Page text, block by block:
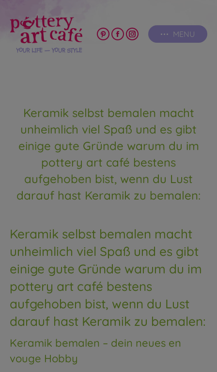
MENU
PinterestFacebook
Instagram
Keramik selbst bemalen macht
unheimlich viel Spaß und es gibt
einige gute Gründe warum du im
pottery art café bestens
aufgehoben bist, wenn du Lust
darauf hast Keramik zu bemalen:
Keramik selbst bemalen macht
unheimlich viel Spaß und es gibt
einige gute Gründe warum du im
pottery art café bestens
aufgehoben bist, wenn du Lust
darauf hast Keramik zu bemalen:
Keramik bemalen – dein neues en
vouge Hobby